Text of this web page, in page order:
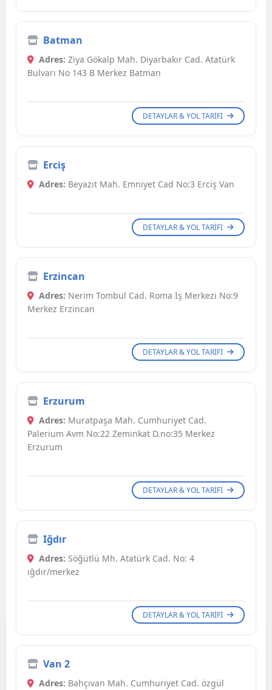
Batman
Adres: Ziya Gökalp Mah. Diyarbakır Cad. Atatürk
Bulvarı No 143 B Merkez Batman
DETAYLAR & YOL TARIFI
Erciş
Adres: Beyazıt Mah. Emniyet Cad No:3 Erciş Van
DETAYLAR & YOL TARIFI
Erzincan
Adres: Nerim Tombul Cad. Roma İş Merkezi No:9
Merkez Erzincan
DETAYLAR & YOL TARIFI
Erzurum
Adres: Muratpaşa Mah. Cumhuriyet Cad.
Palerium Avm No:22 Zeminkat D.no:35 Merkez
Erzurum
DETAYLAR & YOL TARIFI
Iğdır
Adres: Söğütlü Mh. Atatürk Cad. No: 4
ığdır/merkez
DETAYLAR & YOL TARIFI
Van 2
Adres: Bahçıvan Mah. Cumhuriyet Cad. özgül